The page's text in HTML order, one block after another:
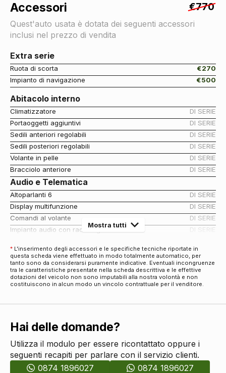
Accessori €770
Quest'auto usata è dotata dei seguenti accessori
inclusi nel prezzo di vendita
Extra serie
Ruota di scorta
€270
Impianto di navigazione
€500
Abitacolo interno
Climatizzatore
DI SERIE
Portaoggetti aggiuntivi
DI SERIE
Sedili anteriori regolabili
DI SERIE
Sedili posteriori regolabili
DI SERIE
Volante in pelle
DI SERIE
Bracciolo anteriore
DI SERIE
Audio e Telematica
Altoparlanti 6
DI SERIE
Display multifunzione
DI SERIE
Comandi al volante
DI SERIE
Impianto audio con radio digitale dab
DI SERIE
Cerchi in lega da 17 DI SERIE
Esterni
Paraurti in tinta
DI SERIE
Spoiler posteriore
DI SERIE
Fendinebbia
Fari automatici e sensore pioggia
DI SERIE
Luci diurne
DI SERIE
Interni
Mostra tutti
* L'inserimento degli accessori e le specifiche tecniche riportate in
questa scheda viene effettuato in modo totalmente automatico, per
tanto sono da considerarsi puramente indicative. Eventuali incongruenze
tra le caratteristiche presentate nella scheda descrittiva e le effettive
dotazioni del veicolo non sono imputabili alla nostra volontà e non
costituiscono in alcun modo un vincolo contrattuale per il venditore.
Hai delle domande?
Utilizza il modulo per essere ricontattato oppure i
seguenti recapiti per parlare con il servizio clienti.
0874 1896027
0874 1896027